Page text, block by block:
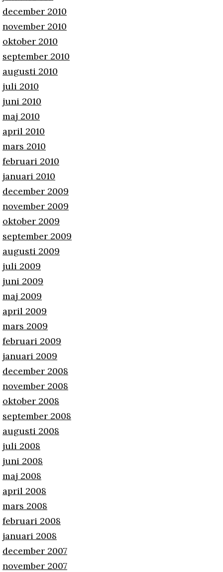
december 2010
november 2010
oktober 2010
september 2010
augusti 2010
juli 2010
juni 2010
maj 2010
april 2010
mars 2010
februari 2010
januari 2010
december 2009
november 2009
oktober 2009
september 2009
augusti 2009
juli 2009
juni 2009
maj 2009
april 2009
mars 2009
februari 2009
januari 2009
december 2008
november 2008
oktober 2008
september 2008
augusti 2008
juli 2008
juni 2008
maj 2008
april 2008
mars 2008
februari 2008
januari 2008
december 2007
november 2007